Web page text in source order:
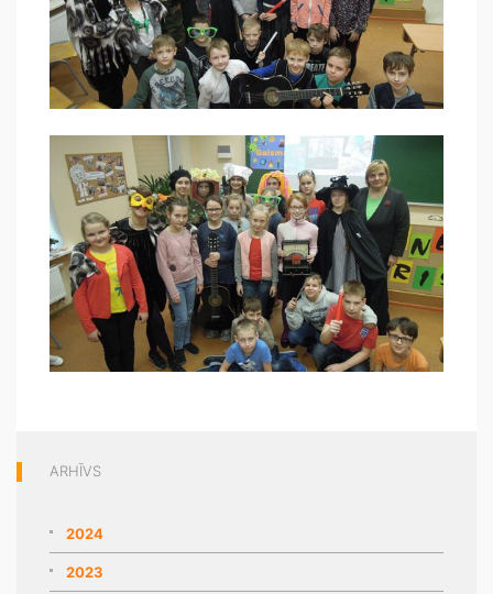
ARHĪVS
2024
2023